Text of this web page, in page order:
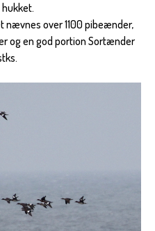
nævnes over 1100 pibeænder,
og en god portion Sortænder